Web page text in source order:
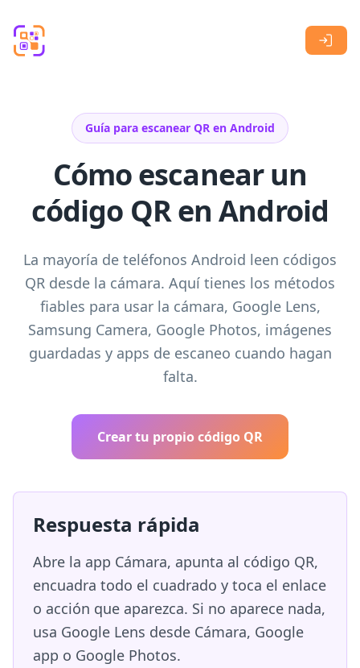
Guía para escanear QR en Android
Cómo escanear un
código QR en Android
La mayoría de teléfonos Android leen códigos
QR desde la cámara. Aquí tienes los métodos
fiables para usar la cámara, Google Lens,
Samsung Camera, Google Photos, imágenes
guardadas y apps de escaneo cuando hagan
falta.
Crear tu propio código QR
Respuesta rápida
Abre la app Cámara, apunta al código QR,
encuadra todo el cuadrado y toca el enlace
o acción que aparezca. Si no aparece nada,
usa Google Lens desde Cámara, Google
app o Google Photos.